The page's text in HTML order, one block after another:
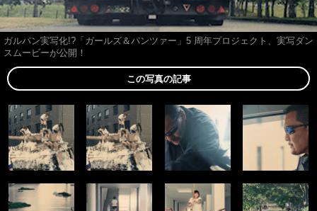
ガルパン実写化!?「ガールズ＆パンツァー」5 周年プロジェクト、実写ダン
スムービーが公開！
この写真の記事